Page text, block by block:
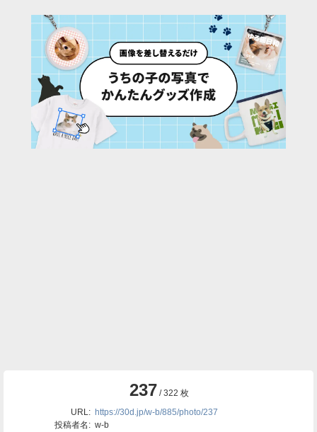
237 / 322 枚
URL: https://30d.jp/w-b/885/photo/237
投稿者名: w-b